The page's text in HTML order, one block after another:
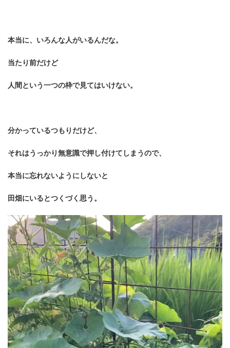
本当に、いろんな人がいるんだな。
当たり前だけど
人間という一つの枠で見てはいけない。
分かっているつもりだけど、
それはうっかり無意識で押し付けてしまうので、
本当に忘れないようにしないと
田畑にいるとつくづく思う。